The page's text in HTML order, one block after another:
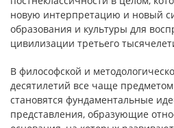
новую интерпретацию и новый
образования и культуры для
цивилизации третьего
В философской и
десятилетий все чаще
становятся фундаментальные
представления, образующие